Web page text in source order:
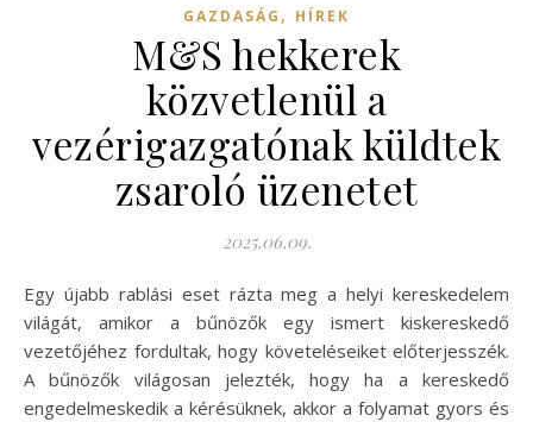
GAZDASÁG , HÍREK
M&S hekkerek
közvetlenül a
vezérigazgatónak küldtek
zsaroló üzenetet
2025.06.09.
Egy újabb rablási eset rázta meg a helyi kereskedelem
világát, amikor a bűnözők egy ismert kiskereskedő
vezetőjéhez fordultak, hogy követeléseiket előterjesszék.
A bűnözők világosan jelezték, hogy ha a kereskedő
engedelmeskedik a kérésüknek, akkor a folyamat gyors és